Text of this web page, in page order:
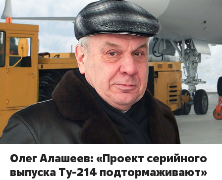
Олег Алашеев: «Проект серийного
выпуска Ту-214 подтормаживают»